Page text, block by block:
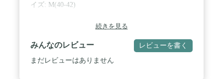
イズ: M(40-42)
続きを見る
みんなのレビュー レビューを書く
まだレビューはありません